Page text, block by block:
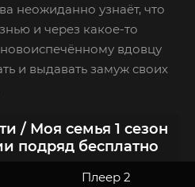
неожиданно узнаёт, что
и через какое-то
вдовцу
и выдавать замуж своих
/ Моя семья 1 сезон
подряд бесплатно
Плеер 2